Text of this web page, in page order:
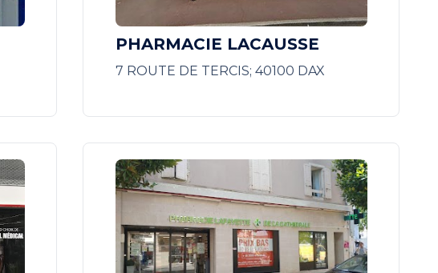
PHARMACIE LACAUSSE
7 ROUTE DE TERCIS; 40100 DAX